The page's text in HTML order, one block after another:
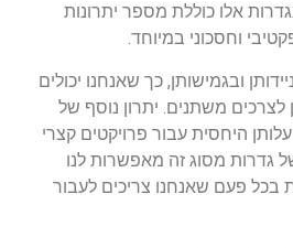
אלו כוללת מספר יתרונות
וחסכוני במיוחד.
ובגמישותן, כך שאנחנו יכולים
משתנים. יתרון נוסף של
היחסית עבור פרויקטים קצרי
גדרות מסוג זה מאפשרות לנו
בכל פעם שאנחנו צריכים לעבור